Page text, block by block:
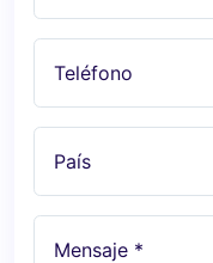
Teléfono
País
Mensaje *